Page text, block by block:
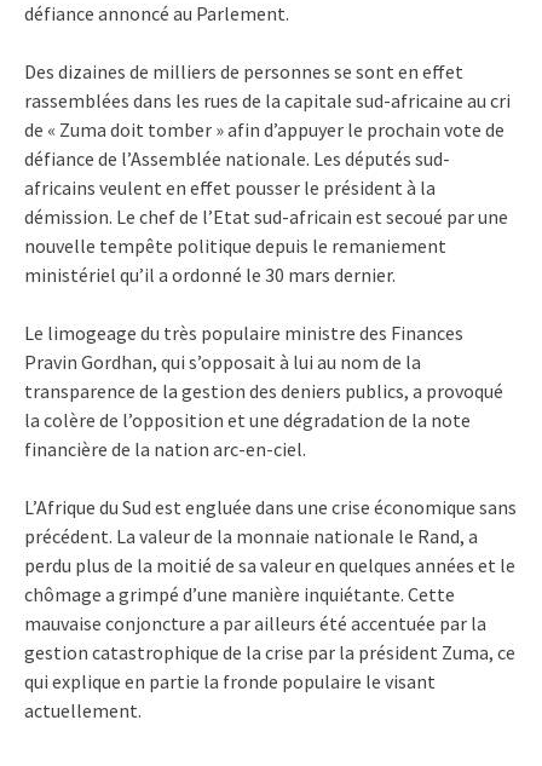
défiance annoncé au Parlement.
Des dizaines de milliers de personnes se sont en effet
rassemblées dans les rues de la capitale sud-africaine au cri
de « Zuma doit tomber » afin d’appuyer le prochain vote de
défiance de l’Assemblée nationale. Les députés sud-
africains veulent en effet pousser le président à la
démission. Le chef de l’Etat sud-africain est secoué par une
nouvelle tempête politique depuis le remaniement
ministériel qu’il a ordonné le 30 mars dernier.
Le limogeage du très populaire ministre des Finances
Pravin Gordhan, qui s’opposait à lui au nom de la
transparence de la gestion des deniers publics, a provoqué
la colère de l’opposition et une dégradation de la note
financière de la nation arc-en-ciel.
L’Afrique du Sud est engluée dans une crise économique sans
précédent. La valeur de la monnaie nationale le Rand, a
perdu plus de la moitié de sa valeur en quelques années et le
chômage a grimpé d’une manière inquiétante. Cette
mauvaise conjoncture a par ailleurs été accentuée par la
gestion catastrophique de la crise par la président Zuma, ce
qui explique en partie la fronde populaire le visant
actuellement.